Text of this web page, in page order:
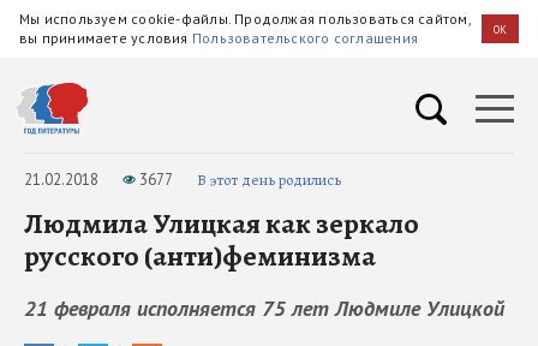
Мы используем cookie-файлы. Продолжая пользоваться сайтом,
вы принимаете условия Пользовательского соглашения OK
21.02.2018 3677 В этот день родились
Людмила Улицкая как зеркало
русского (анти)феминизма
21 февраля исполняется 75 лет Людмиле Улицкой